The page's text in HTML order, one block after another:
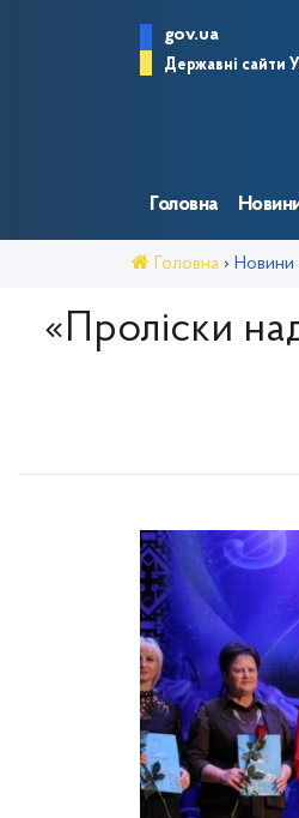
gov.ua
Державні сайти
Головна
Головна › Новини
«Проліски